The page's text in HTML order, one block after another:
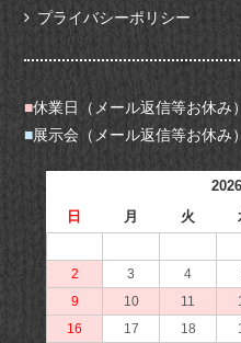
プライバシーポリシー
■休業日（メール返信等お休み）
■展示会（メール返信等お休み）